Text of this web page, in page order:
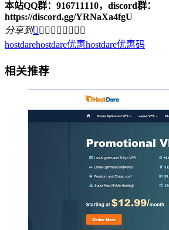
本站QQ群：916711110，discord群：
https://discord.gg/YRNaXa4fgU
分享到        
hostdarehostdare优惠hostdare优惠码
相关推荐